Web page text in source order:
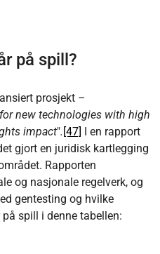
på spill?
prosjekt –
new technologies with high
impact". [47] I en rapport
gjort en juridisk kartlegging
Rapporten
og nasjonale regelverk, og
gentesting og hvilke
spill i denne tabellen: